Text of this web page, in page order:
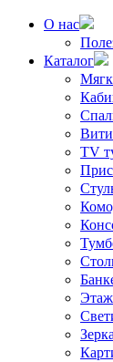
О нас
Каталог
TV